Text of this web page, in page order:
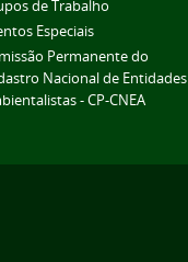
de Trabalho
Especiais
Permanente do
Nacional de Entidades
- CP-CNEA